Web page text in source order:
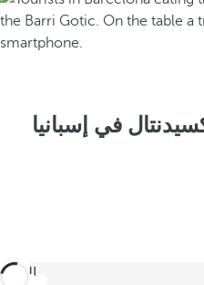
في إسبانيا
العودة